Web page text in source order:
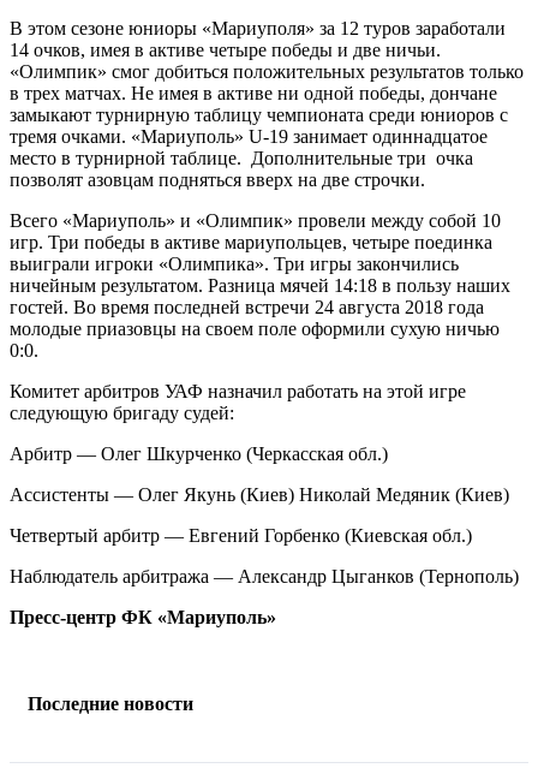
В этом сезоне юниоры «Мариуполя» за 12 туров заработали
14 очков, имея в активе четыре победы и две ничьи.
«Олимпик» смог добиться положительных результатов только
в трех матчах. Не имея в активе ни одной победы, дончане
замыкают турнирную таблицу чемпионата среди юниоров с
тремя очками. «Мариуполь» U-19 занимает одиннадцатое
место в турнирной таблице. Дополнительные три очка
позволят азовцам подняться вверх на две строчки.
Всего «Мариуполь» и «Олимпик» провели между собой 10
игр. Три победы в активе мариупольцев, четыре поединка
выиграли игроки «Олимпика». Три игры закончились
ничейным результатом. Разница мячей 14:18 в пользу наших
гостей. Во время последней встречи 24 августа 2018 года
молодые приазовцы на своем поле оформили сухую ничью
0:0.
Комитет арбитров УАФ назначил работать на этой игре
следующую бригаду судей:
Арбитр — Олег Шкурченко (Черкасская обл.)
Ассистенты — Олег Якунь (Киев) Николай Медяник (Киев)
Четвертый арбитр — Евгений Горбенко (Киевская обл.)
Наблюдатель арбитража — Александр Цыганков (Тернополь)
Пресс-центр ФК «Мариуполь»
Последние новости